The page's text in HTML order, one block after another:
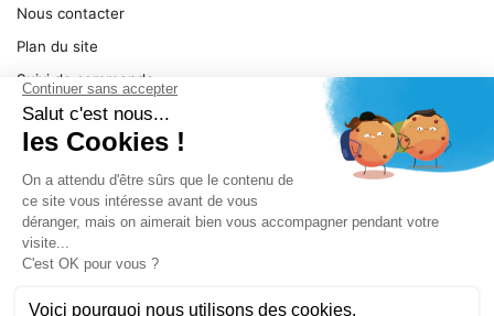
Nous contacter
Plan du site
Suivi de commande
Ma facture
Mentions légales
Conditions générales
SERVICE
Pièces détachées